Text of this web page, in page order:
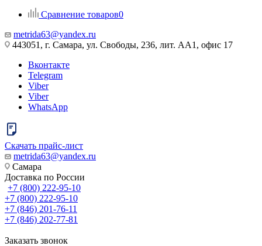
Сравнение товаров0
metrida63@yandex.ru
443051, г. Самара, ул. Свободы, 236, лит. АА1, офис 17
Вконтакте
Telegram
Viber
Viber
WhatsApp
Скачать прайс-лист
metrida63@yandex.ru
Самара
Доставка по России
+7 (800) 222-95-10
+7 (800) 222-95-10
+7 (846) 201-76-11
+7 (846) 202-77-81
Заказать звонок